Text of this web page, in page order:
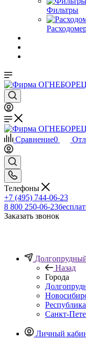
Фильтры
Сравнение0
Телефоны
+7 (495) 744-06-23
8 800 250-06-23
Заказать звонок
Назад
Города
Санкт-
Личный